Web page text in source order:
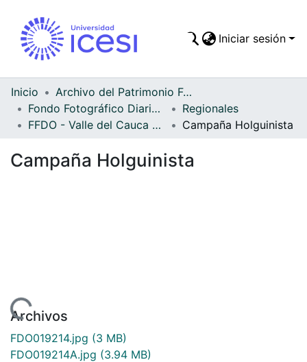
Todo DSpace
Estadísticas
Iniciar sesión
Inicio
Archivo del Patrimonio Fotográfico y Fílmico del Valle del Cauca
Fondo Fotográfico Diario Occidente
Regionales
FFDO - Valle del Cauca - Patrimonial
Campaña Holguinista
Campaña Holguinista
Archivos
FDO019214.jpg (3 MB)
FDO019214A.jpg (3.94 MB)